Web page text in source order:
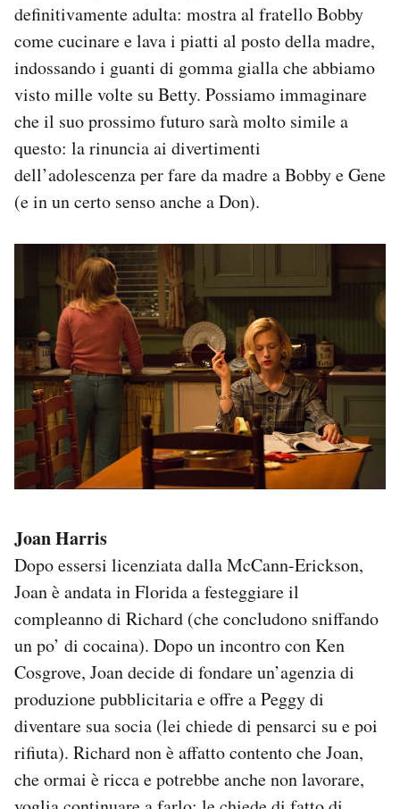
definitivamente adulta: mostra al fratello Bobby
come cucinare e lava i piatti al posto della madre,
indossando i guanti di gomma gialla che abbiamo
visto mille volte su Betty. Possiamo immaginare
che il suo prossimo futuro sarà molto simile a
questo: la rinuncia ai divertimenti
dell’adolescenza per fare da madre a Bobby e Gene
(e in un certo senso anche a Don).
Joan Harris
Dopo essersi licenziata dalla McCann-Erickson,
Joan è andata in Florida a festeggiare il
compleanno di Richard (che concludono sniffando
un po’ di cocaina). Dopo un incontro con Ken
Cosgrove, Joan decide di fondare un’agenzia di
produzione pubblicitaria e offre a Peggy di
diventare sua socia (lei chiede di pensarci su e poi
rifiuta). Richard non è affatto contento che Joan,
che ormai è ricca e potrebbe anche non lavorare,